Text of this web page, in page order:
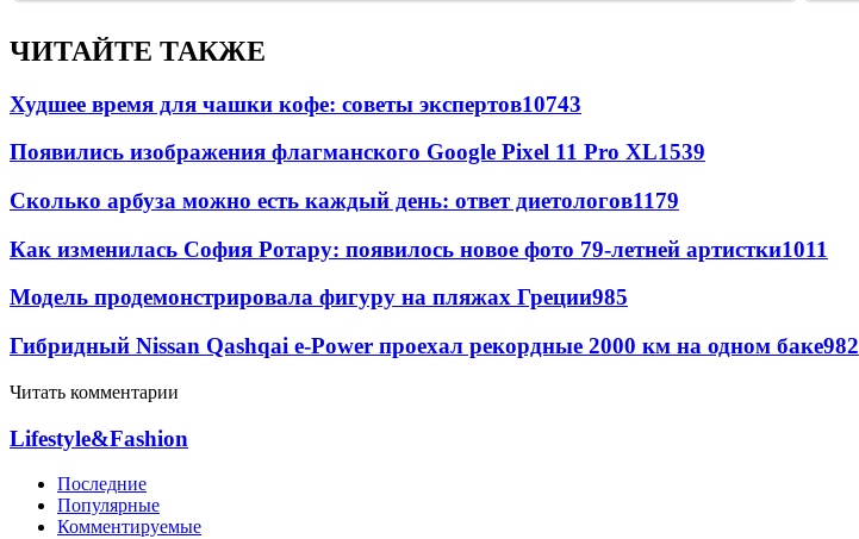
ЧИТАЙТЕ ТАКЖЕ
Худшее время для чашки кофе: советы экспертов10743
Появились изображения флагманского Google Pixel 11 Pro XL1539
Сколько арбуза можно есть каждый день: ответ диетологов1179
Как изменилась София Ротару: появилось новое фото 79-летней артистки1011
Модель продемонстрировала фигуру на пляжах Греции985
Гибридный Nissan Qashqai e-Power проехал рекордные 2000 км на одном баке982
Читать комментарии
Lifestyle&Fashion
Последние
Популярные
Комментируемые